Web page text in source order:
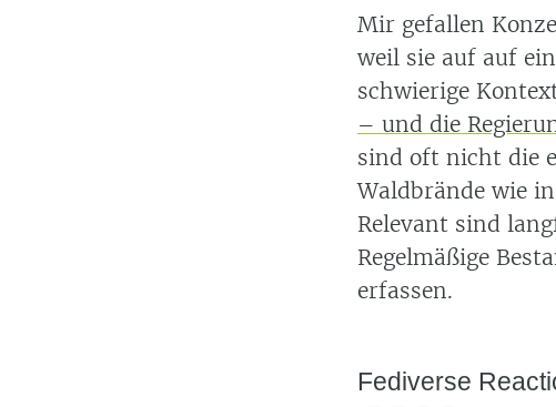
Mir gefallen
weil sie auf auf
schwierige
– und die
sind oft nicht die
Waldbrände wie
Relevant sind
Regelmäßige
erfassen.
Fediverse